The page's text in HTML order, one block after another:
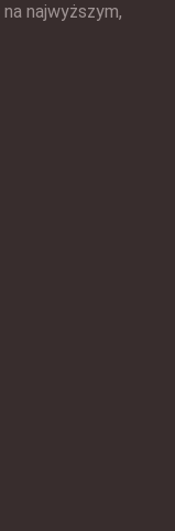
najwyższym,